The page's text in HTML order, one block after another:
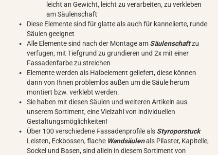
leicht an Gewicht, leicht zu verarbeiten, zu verkleben
am Säulenschaft
Diese Elemente sind für glatte als auch für kannelierte, runde
Säulen geeignet
Alle Elemente sind nach der Montage am Säulenschaftzu
verfugen, mit Tiefgrund zu grundieren und 2x mit einer
Fassadenfarbe zu streichen
Elemente werden als Halbelement geliefert, diese können
dann von Ihnen problemlos außen um die Säule herum
montiert bzw. verklebt werden.
Sie haben mit diesen Säulen und weiteren Artikeln aus
unserem Sortiment, eine Vielzahl von individuellen
Gestaltungsmöglichkeiten!
Über 100 verschiedene Fassadenprofile als Styroporstuck
Leisten, Eckbossen, flache Wandsäulenals Pilaster, Kapitelle,
Sockel und Basen, sind allein in diesem Sortiment von